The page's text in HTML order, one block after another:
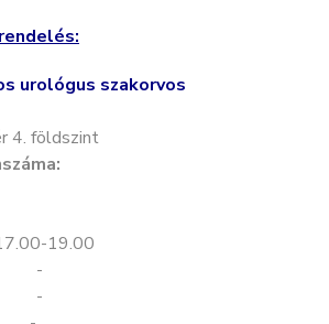
urológus szakorvos
4. földszint
19.00
-
-